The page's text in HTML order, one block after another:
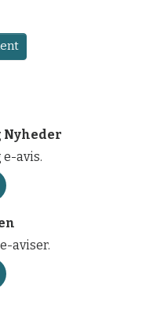
Nyheder
e-avis.
aviser.